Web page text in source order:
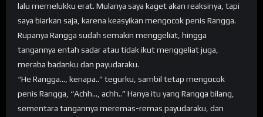
lalu memelukku erat. Mulanya saya kaget akan reaksinya, tapi
saya biarkan saja, karena keasyikan mengocok penis Rangga.
Rupanya Rangga sudah semakin menggeliat, hingga
tangannya entah sadar atau tidak ikut menggeliat juga,
meraba badanku dan payudaraku.
“He Rangga…, kenapa..” tegurku, sambil tetap mengocok
penis Rangga, “Achh…, achh..” Hanya itu yang Rangga bilang,
sementara tangannya meremas-remas payudaraku, dan